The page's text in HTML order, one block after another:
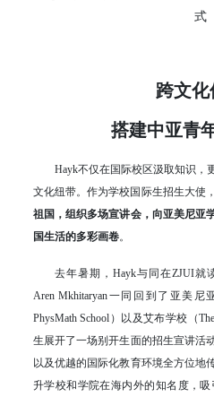
式
跨文化
搭建中亚青
Hayk不仅在国际校区汲取知识，
文化纽带。作为学校国际生招生大使
祖国，组织多场宣讲会，向亚美尼亚
国生活的多彩画卷。
去年暑期，Hayk与同在ZJUI就
Aren Mkhitaryan一同回到了亚美
PhysMath School）以及艾布学校（
生展开了一场别开生面的招生宣讲活
以及优越的国际化教育环境全方位地
升学校和学院在海内外的知名度，